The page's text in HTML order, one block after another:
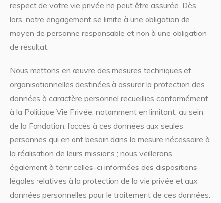
respect de votre vie privée ne peut être assurée. Dès
lors, notre engagement se limite à une obligation de
moyen de personne responsable et non à une obligation
de résultat.
Nous mettons en œuvre des mesures techniques et
organisationnelles destinées à assurer la protection des
données à caractère personnel recueillies conformément
à la Politique Vie Privée, notamment en limitant, au sein
de la Fondation, l’accès à ces données aux seules
personnes qui en ont besoin dans la mesure nécessaire à
la réalisation de leurs missions ; nous veillerons
également à tenir celles-ci informées des dispositions
légales relatives à la protection de la vie privée et aux
données personnelles pour le traitement de ces données.